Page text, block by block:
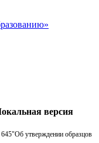
версия
утверждении образцов